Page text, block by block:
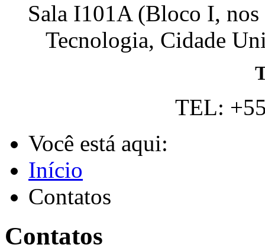
Sala I101A (Bloco I,
Tecnologia, Cidade
TEL:
Você está aqui:
Início
Contatos
Contatos